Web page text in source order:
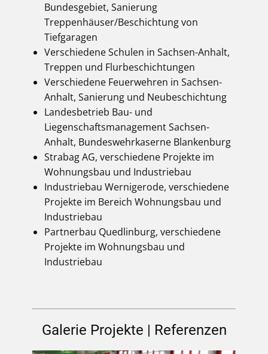
Bundesgebiet, Sanierung
Treppenhäuser/Beschichtung von
Tiefgaragen
Verschiedene Schulen in Sachsen-Anhalt,
Treppen und Flurbeschichtungen
Verschiedene Feuerwehren in Sachsen-
Anhalt, Sanierung und Neubeschichtung
Landesbetrieb Bau- und
Liegenschaftsmanagement Sachsen-
Anhalt, Bundeswehrkaserne Blankenburg
Strabag AG, verschiedene Projekte im
Wohnungsbau und Industriebau
Industriebau Wernigerode, verschiedene
Projekte im Bereich Wohnungsbau und
Industriebau
Partnerbau Quedlinburg, verschiedene
Projekte im Wohnungsbau und
Industriebau
Galerie Projekte | Referenzen